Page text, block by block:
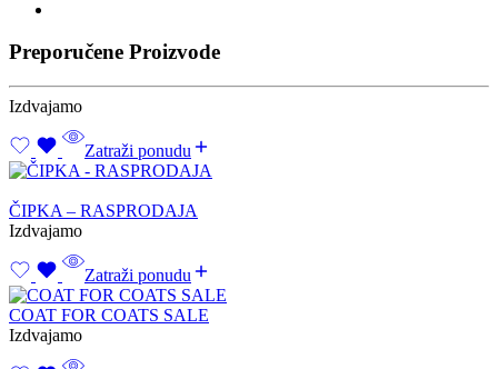
Preporučene Proizvode
Izdvajamo
Zatraži ponudu
ČIPKA – RASPRODAJA
Izdvajamo
Zatraži ponudu
COAT FOR COATS SALE
Izdvajamo